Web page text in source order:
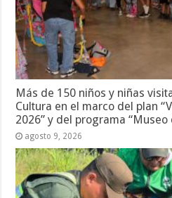
Más de 150 niños y niñas
Cultura en el marco del plan
2026” y del programa “Museo
agosto 9, 2026